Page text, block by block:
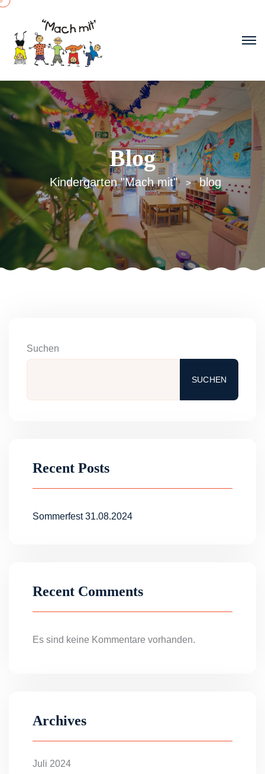
Blog
Kindergarten "Mach mit" > blog
Suchen
SUCHEN
Recent Posts
Sommerfest 31.08.2024
Recent Comments
Es sind keine Kommentare vorhanden.
Archives
Juli 2024